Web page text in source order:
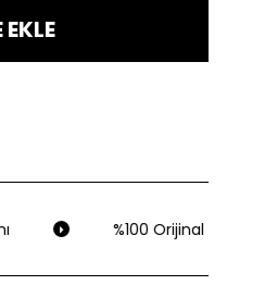
%100 Orijinal Ürün